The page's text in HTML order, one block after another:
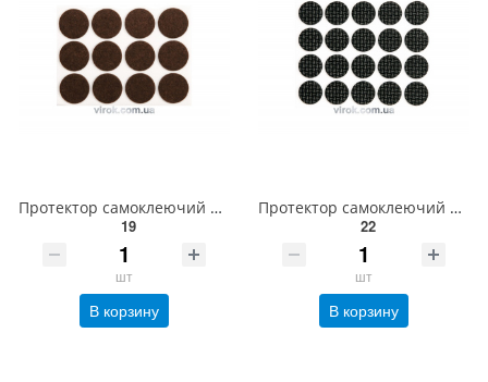
Протектор самоклеючий повстяний VOREL, Ø=28мм/12шт. (коричневі) [60/720] 74853
19
шт
В корзину
Протектор самоклеючий антиковзкий VOREL Ø= 20 мм, упак. 20 шт. (чорні) [60/720] 74818
22
шт
В корзину